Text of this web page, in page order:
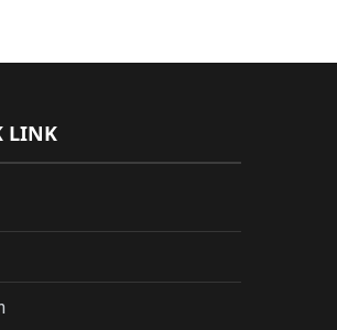
LINK